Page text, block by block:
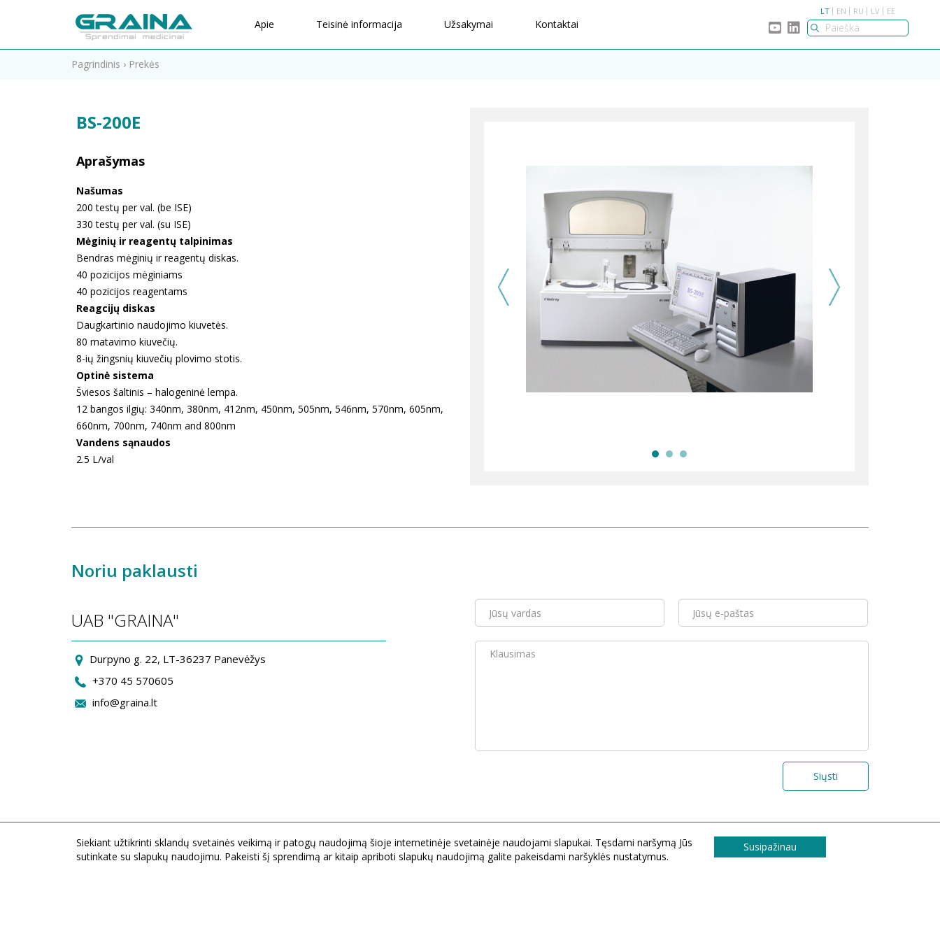
Apie Teisinė informacija Užsakymai Kontaktai
LT EN RU LV EE
Pagrindinis › Prekės
BS-200E
Aprašymas
Našumas
200 testų per val. (be ISE)
330 testų per val. (su ISE)
Mėginių ir reagentų talpinimas
Bendras mėginių ir reagentų diskas.
40 pozicijos mėginiams
40 pozicijos reagentams
Reagcijų diskas
Daugkartinio naudojimo kiuvetės.
80 matavimo kiuvečių.
8-ių žingsnių kiuvečių plovimo stotis.
Optinė sistema
Šviesos šaltinis – halogeninė lempa.
12 bangos ilgių: 340nm, 380nm, 412nm, 450nm, 505nm, 546nm, 570nm, 605nm,
660nm, 700nm, 740nm and 800nm
Vandens sąnaudos
2.5 L/val
Noriu paklausti
UAB "GRAINA"
Durpyno g. 22, LT-36237 Panevėžys
+370 45 570605
info@graina.lt
Siųsti
Siekiant užtikrinti sklandų svetainės veikimą ir patogų naudojimą šioje internetinėje svetainėje naudojami slapukai. Tęsdami naršymą Jūs
sutinkate su slapukų naudojimu. Pakeisti šį sprendimą ar kitaip apriboti slapukų naudojimą galite pakeisdami naršyklės nustatymus.
Susipažinau